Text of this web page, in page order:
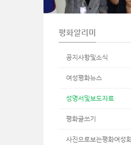
평화알리미
공지사항및소식
여성평화뉴스
성명서및보도자료
평화글쓰기
사진으로보는평화여성회